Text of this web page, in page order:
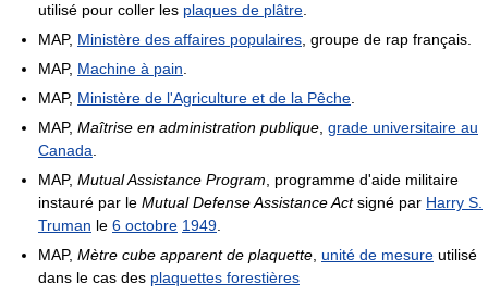
utilisé pour coller les plaques de plâtre
MAP, Ministère des affaires populaires , groupe de rap français.
MAP, Machine à pain
MAP, Ministère de l'Agriculture et de la Pêche
MAP, Maîtrise en administration publique grade universitaire au
Canada
MAP, Mutual Assistance Program , programme d'aide militaire
instauré par le Mutual Defense Assistance Actsigné par Harry S.
Truman le 6 octobre 1949
MAP, Mètre cube apparent de plaquette unité de mesure utilisé
dans le cas des plaquettes forestières